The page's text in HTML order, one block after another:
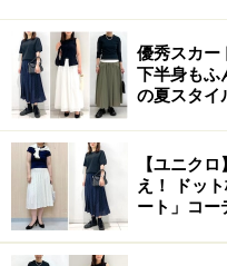
タイトなスカートを合わ
典：StyleHint
今回ご紹介するブラウ
エットなので、ボリュ
象が変えやすい、着まわ
優秀スカー
下半身もふ
の夏スタイ
【ユニク
え！ ドッ
ート」コー